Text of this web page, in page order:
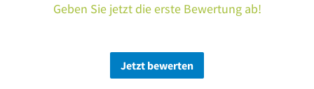
Geben Sie jetzt die erste Bewertung ab!
Jetzt bewerten